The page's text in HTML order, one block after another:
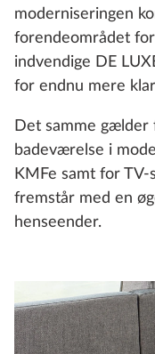
moderniseringen
forendeområdet
indvendige DE
for endnu mere
Det samme gælder
badeværelse i
KMFe samt for
fremstår med en
henseender.